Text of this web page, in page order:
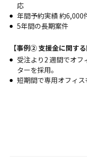
応
年間予約実績 約6,000
5年間の長期案件
【事例② 支援金に関する
受注より2 週間でオ
ターを採用。
短期間で専用オフィス